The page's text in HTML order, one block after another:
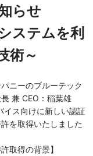
らせ
ステムを利
術～
ニーのブルーテック
兼 CEO：稲葉雄
イス向けに新しい認証
を取得いたしました
取得の背景】